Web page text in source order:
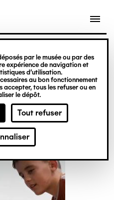
par le musée ou par des
expérience de navigation et
d’utilisation.
au bon fonctionnement
accepter, tous les refuser ou en
le dépôt.
Tout refuser